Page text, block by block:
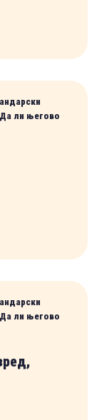
Да ли његово
Да ли његово